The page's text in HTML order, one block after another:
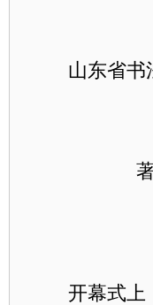
山东省书法
著
开幕式上，